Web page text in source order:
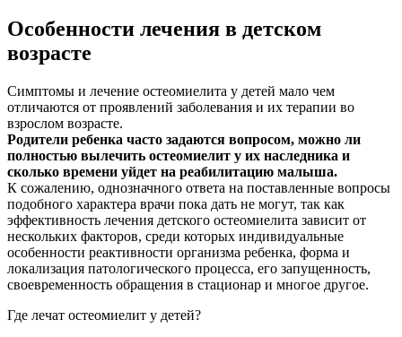
Особенности лечения в детском
возрасте
Симптомы и лечение остеомиелита у детей мало чем
отличаются от проявлений заболевания и их терапии во
взрослом возрасте.
Родители ребенка часто задаются вопросом, можно ли
полностью вылечить остеомиелит у их наследника и
сколько времени уйдет на реабилитацию малыша.
К сожалению, однозначного ответа на поставленные вопросы
подобного характера врачи пока дать не могут, так как
эффективность лечения детского остеомиелита зависит от
нескольких факторов, среди которых индивидуальные
особенности реактивности организма ребенка, форма и
локализация патологического процесса, его запущенность,
своевременность обращения в стационар и многое другое.
Где лечат остеомиелит у детей?